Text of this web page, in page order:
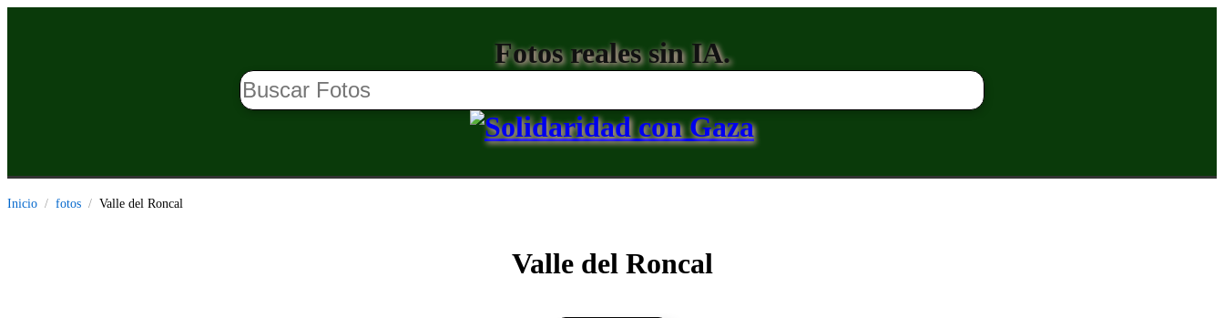
Fotos reales sin IA.
Inicio fotos Valle del Roncal
Valle del Roncal